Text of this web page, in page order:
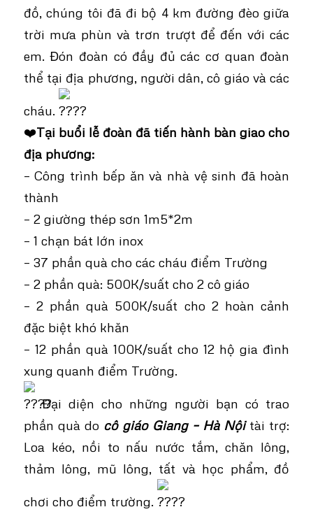
đồ, chúng tôi đã đi bộ 4 km đường đèo giữa
trời mưa phùn và trơn trượt để đến với các
em. Đón đoàn có đầy đủ các cơ quan đoàn
thể tại địa phương, người dân, cô giáo và các
cháu.
❤️Tại buổi lễ đoàn đã tiến hành bàn giao cho
địa phương:
– Công trình bếp ăn và nhà vệ sinh đã hoàn
thành
– 2 giường thép sơn 1m5*2m
– 1 chạn bát lớn inox
– 37 phần quà cho các cháu điểm Trường
– 2 phần quà: 500K/suất cho 2 cô giáo
– 2 phần quà 500K/suất cho 2 hoàn cảnh
đặc biệt khó khăn
– 12 phần quà 100K/suất cho 12 hộ gia đình
xung quanh điểm Trường.
Đại diện cho những người bạn có trao
phần quà do cô giáo Giang – Hà Nộitài trợ:
Loa kéo, nồi to nấu nước tắm, chăn lông,
thảm lông, mũ lông, tất và học phẩm, đồ
chơi cho điểm trường.